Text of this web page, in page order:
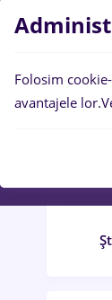
Filtre
Folosim
avantajele lor.